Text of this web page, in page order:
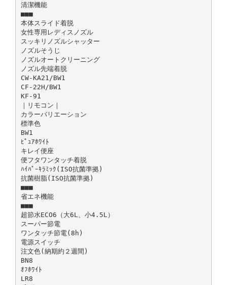
清潔機能
■■■
本体スライド着脱
女性専用レディスノズル
スッキリノズルシャッター
ノズルそうじ
ノズルオートクリーニング
ノズル先端着脱
CW-KA21/BW1
CF-22H/BW1
KF-91
｜リモコン｜
カラーバリエーション
標準色
BW1
ﾋﾟｭｱﾎﾜｲﾄ
キレイ便座
便フタワンタッチ着脱
ﾊｲﾊﾟｰｷﾗﾐｯｸ(ISO抗菌準拠)
抗菌樹脂(ISO抗菌準拠)
■■■
省エネ機能
■■■
超節水ECO6（大6L、小4.5L）
スーパー節電
ワンタッチ節電(8h)
電源スイッチ
注文色(納期約２週間)
BN8
ｵﾌﾎﾜｲﾄ
LR8